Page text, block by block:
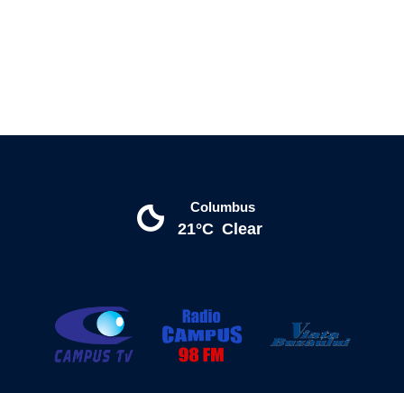
Columbus
21°C Clear